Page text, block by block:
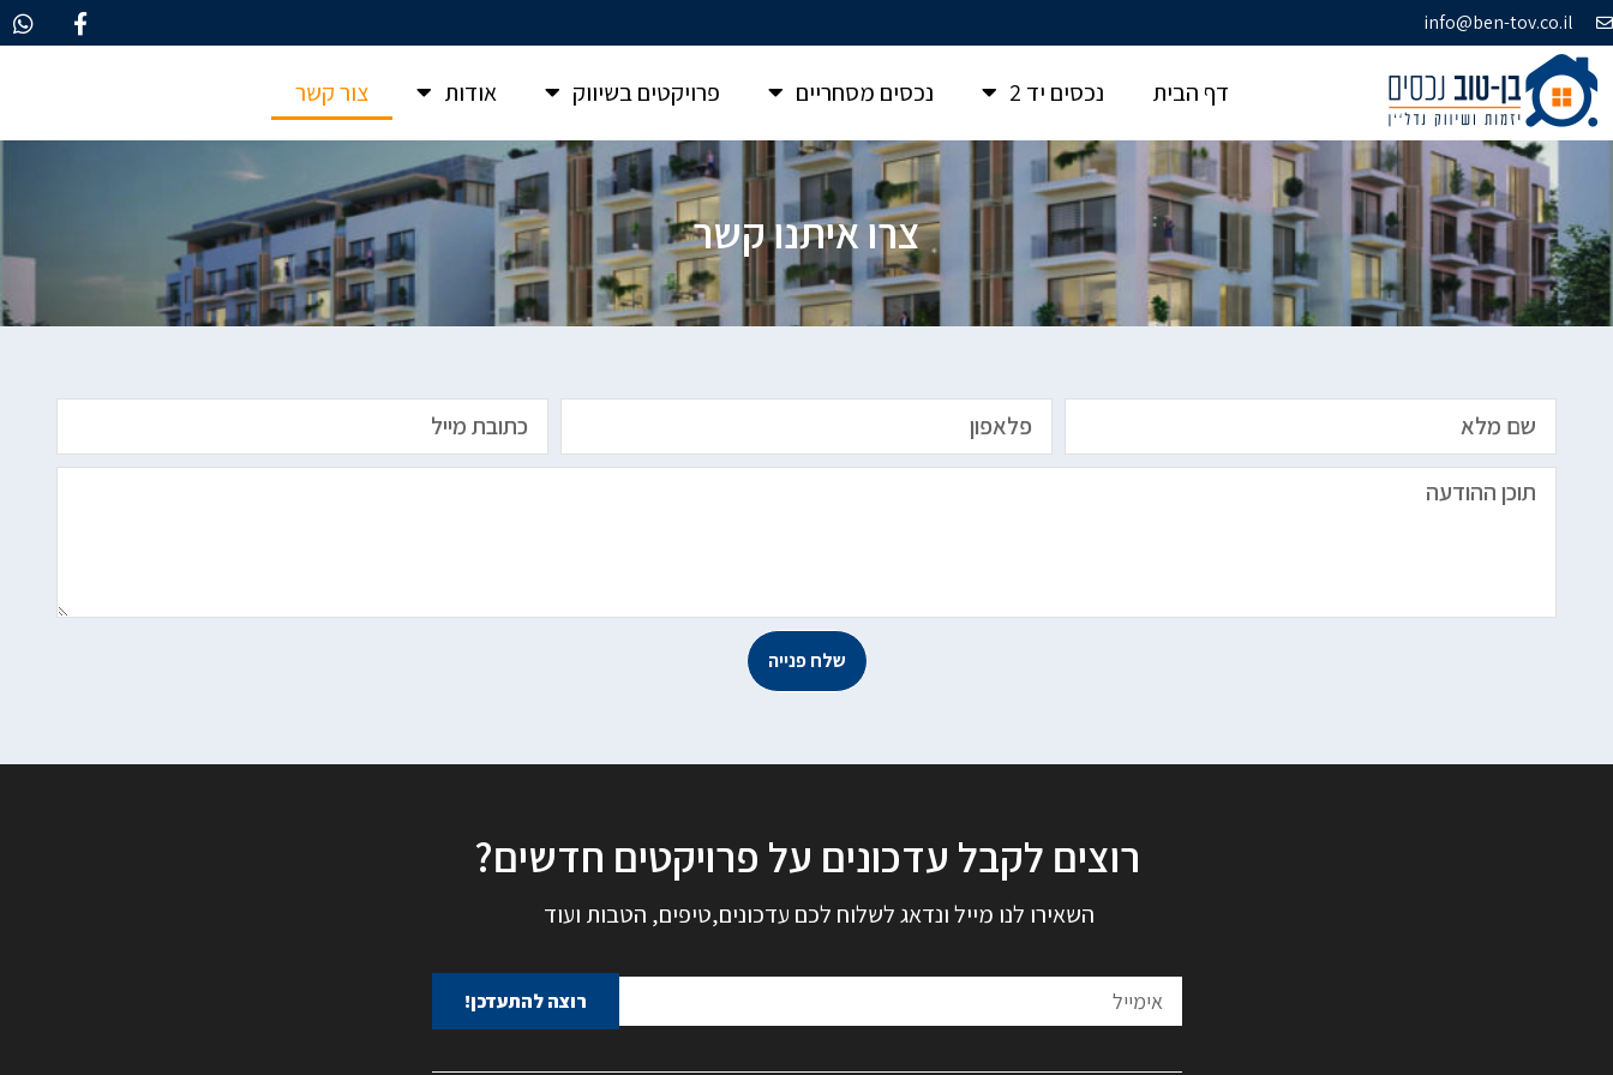
info@ben-tov.co.il
דף הבית נכסים יד 2 נכסים מסחריים פרויקטים בשיווק אודות צור קשר
צרו איתנו קשר
שלח פנייה
רוצים לקבל עדכונים על פרויקטים חדשים?
השאירו לנו מייל ונדאג לשלוח לכם עדכונים,טיפים, הטבות ועוד
רוצה להתעדכן!